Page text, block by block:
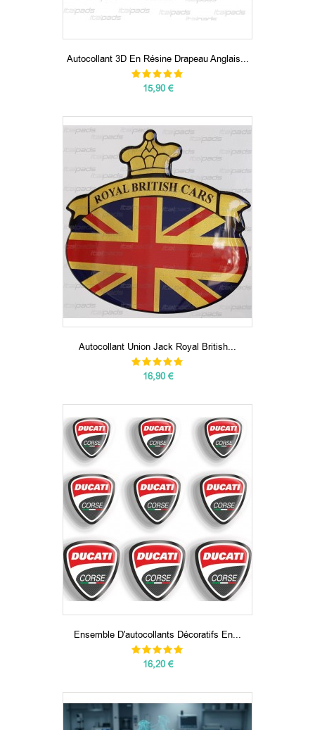
Autocollant 3D En Résine Drapeau Anglais...
15,90 €
Autocollant Union Jack Royal British...
16,90 €
Ensemble D'autocollants Décoratifs En...
16,20 €